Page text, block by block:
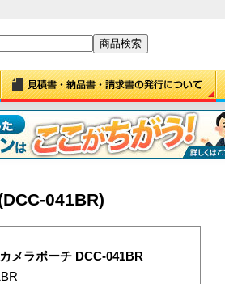
041BR)
メラポーチ DCC-041BR